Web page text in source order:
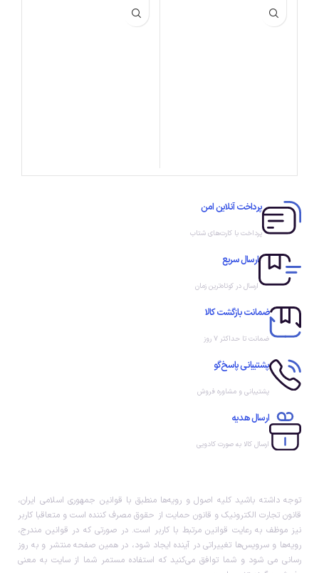
پرداخت آنلاین امن
پرداخت با کارت‌های شتاب
ارسال سریع
ارسال در کوتاه‌ترین زمان
ضمانت بازگشت کالا
ضمانت تا حداکثر ۷ روز
پشتیبانی پاسخ‌گو
پشتیبانی و مشاوره فروش
ارسال هدیه
ارسال کالا به صورت کادویی
توجه داشته باشید کلیه اصول و رویه‏‌ها منطبق با قوانین جمهوری اسلامی ایران،
قانون تجارت الکترونیک و قانون حمایت از حقوق مصرف کننده است و متعاقبا کاربر
نیز موظف به رعایت قوانین مرتبط با کاربر است. در صورتی که در قوانین مندرج،
رویه‏‌ها و سرویس‏‌ها تغییراتی در آینده ایجاد شود، در همین صفحه منتشر و به روز
رسانی می شود و شما توافق می‏‌کنید که استفاده مستمر شما از سایت به معنی